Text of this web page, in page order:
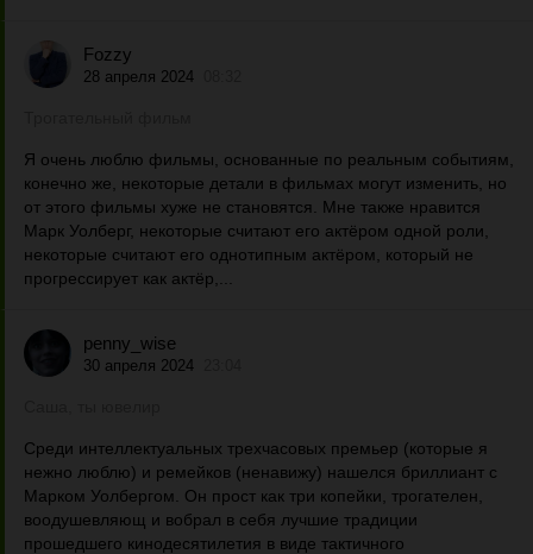
Fozzy
28 апреля 2024
Я очень люблю фильмы, основанные по реальным событиям,
конечно же, некоторые детали в фильмах могут изменить, но
от этого фильмы хуже не становятся. Мне также нравится
Марк Уолберг, некоторые считают его актёром одной роли,
некоторые считают его однотипным актёром, который не
прогрессирует как актёр,...
penny_wise
30 апреля 2024
Среди интеллектуальных трехчасовых премьер (которые я
нежно люблю) и ремейков (ненавижу) нашелся бриллиант с
Марком Уолбергом. Он прост как три копейки, трогателен,
воодушевляющ и вобрал в себя лучшие традиции
прошедшего кинодесятилетия в виде тактичного